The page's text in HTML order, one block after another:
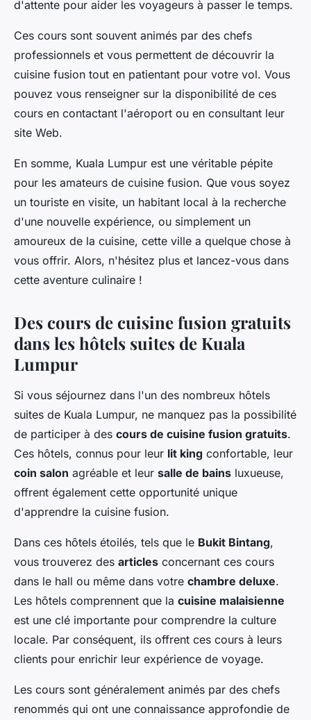
d'attente pour aider les voyageurs à passer le temps.
Ces cours sont souvent animés par des chefs
professionnels et vous permettent de découvrir la
cuisine fusion tout en patientant pour votre vol. Vous
pouvez vous renseigner sur la disponibilité de ces
cours en contactant l'aéroport ou en consultant leur
site Web.
En somme, Kuala Lumpur est une véritable pépite
pour les amateurs de cuisine fusion. Que vous soyez
un touriste en visite, un habitant local à la recherche
d'une nouvelle expérience, ou simplement un
amoureux de la cuisine, cette ville a quelque chose à
vous offrir. Alors, n'hésitez plus et lancez-vous dans
cette aventure culinaire !
Des cours de cuisine fusion gratuits
dans les hôtels suites de Kuala
Lumpur
Si vous séjournez dans l'un des nombreux hôtels
suites de Kuala Lumpur, ne manquez pas la possibilité
de participer à des cours de cuisine fusion gratuits.
Ces hôtels, connus pour leur lit king confortable, leur
coin salon agréable et leur salle de bains luxueuse,
offrent également cette opportunité unique
d'apprendre la cuisine fusion.
Dans ces hôtels étoilés, tels que le Bukit Bintang,
vous trouverez des articles concernant ces cours
dans le hall ou même dans votre chambre deluxe.
Les hôtels comprennent que la cuisine malaisienne
est une clé importante pour comprendre la culture
locale. Par conséquent, ils offrent ces cours à leurs
clients pour enrichir leur expérience de voyage.
Les cours sont généralement animés par des chefs
renommés qui ont une connaissance approfondie de